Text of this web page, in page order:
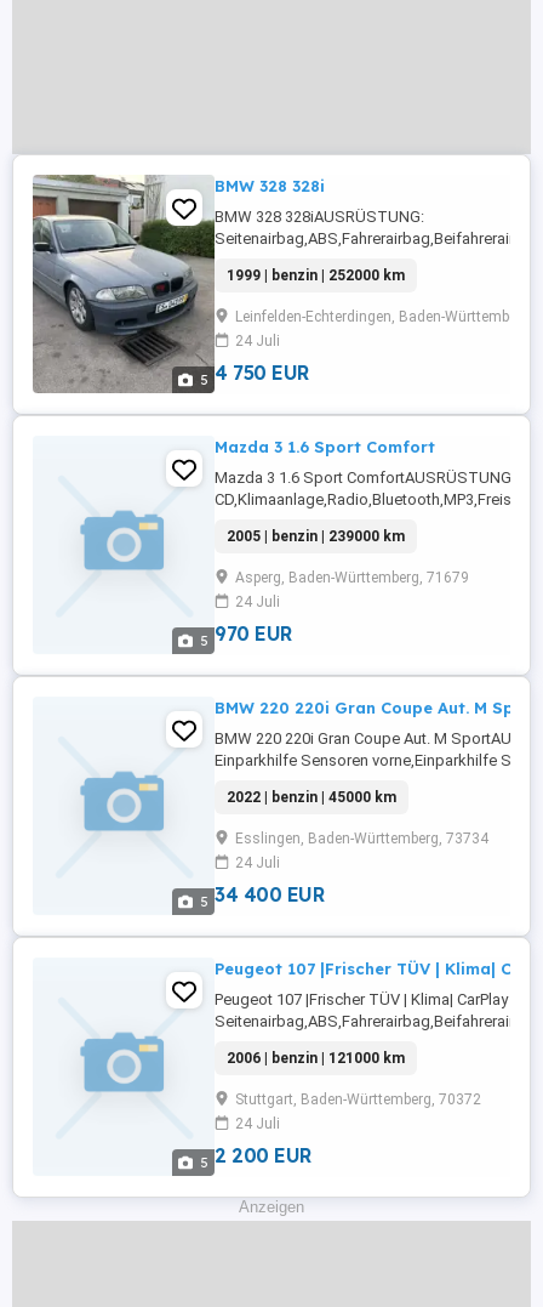
5
BMW 328 328i
BMW 328 328iAUSRÜSTUNG:
mit
Scheiben,Notrad,Elektrische
...
1999 | benzin | 252000 km
Leinfelden-Echterdingen, Baden-Württemberg,
24 Juli
4 750 EUR
5
Mazda 3 1.6 Sport Comfort
Mazda 3 1.6 Sport ComfortAUSRÜSTUNG:
KontaktAutoscout24.de
2005 | benzin | 239000 km
Asperg, Baden-Württemberg, 71679
24 Juli
970 EUR
5
BMW 220 220i Gran Coupe Aut. M Sport
BMW 220 220i Gran Coupe Aut. M
Einparkhilfe Sensoren vorne,Einparkhilfe
selbstlenkendes
Lenkrad,Berganfahrassistent,DAB-
Scheinwerfer,Servolenkung,LED-
2022 | benzin | 45000 km
Esslingen, Baden-Württemberg, 73734
24 Juli
34 400 EUR
5
Peugeot 107 |Frischer TÜV | Klima|
Peugeot 107 |Frischer TÜV | Klima| CarPlay |
...
2006 | benzin | 121000 km
Stuttgart, Baden-Württemberg, 70372
24 Juli
2 200 EUR
Anzeigen